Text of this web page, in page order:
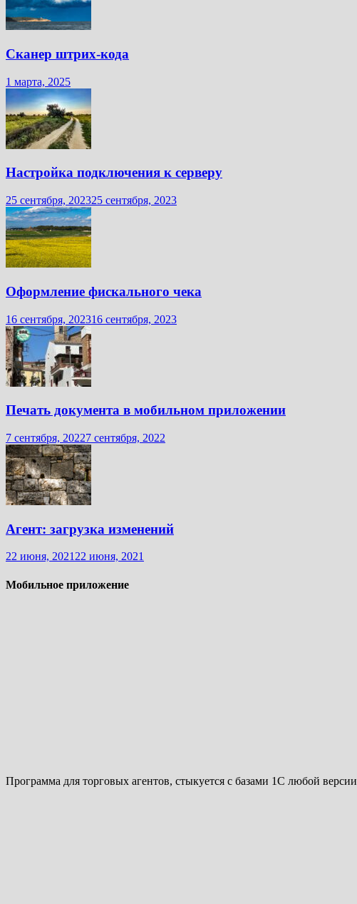
Сканер штрих-кода
1 марта, 2025
Настройка подключения к серверу
25 сентября, 202325 сентября, 2023
Оформление фискального чека
16 сентября, 202316 сентября, 2023
Печать документа в мобильном приложении
7 сентября, 20227 сентября, 2022
Агент: загрузка изменений
22 июня, 2021 22 июня, 2021
Мобильное приложение
Программа для торговых агентов, стыкуется с базами 1С любой версии